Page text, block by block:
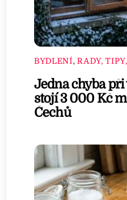
BYDLENÍ,RADY,
Jedna chyba
stojí 3 000 Kč
Čechů